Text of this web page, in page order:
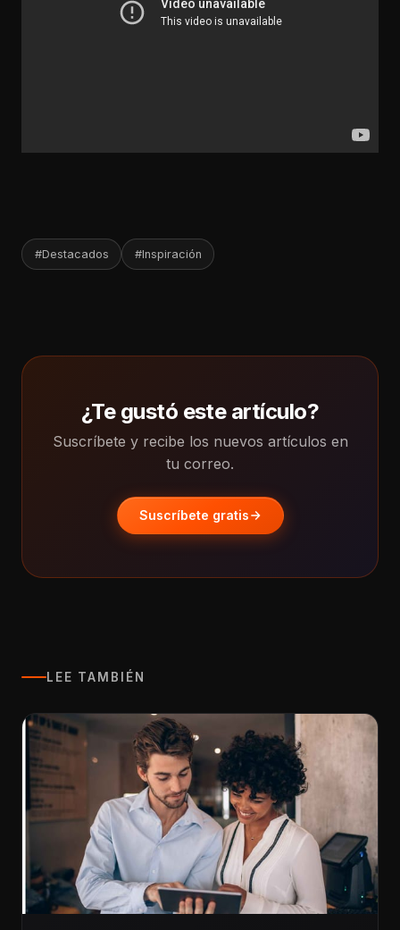
#Destacados #Inspiración
¿Te gustó este artículo?
Suscríbete y recibe los nuevos artículos en
tu correo.
Suscríbete gratis
LEE TAMBIÉN